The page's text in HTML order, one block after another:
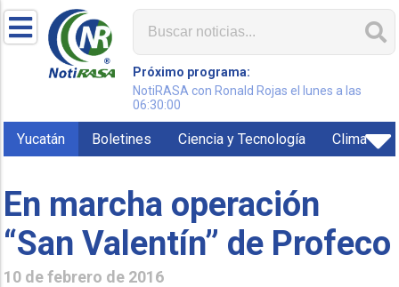
Próximo programa:
NotiRASA con Ronald Rojas el lunes a las
06:30:00
Yucatán Boletines Ciencia y Tecnología Clima
En marcha operación
“San Valentín” de Profeco
10 de febrero de 2016